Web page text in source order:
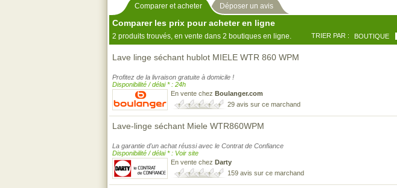
Comparer et acheter Déposer un avis
Comparer les prix pour acheter en ligne
2 produits trouvés, en vente dans 2 boutiques en ligne. TRIER PAR : BOUTIQUE
Lave linge séchant hublot MIELE WTR 860 WPM
Profitez de la livraison gratuite à domicile !
Disponibilité / délai * : 24h
En vente chez Boulanger.com
29 avis sur ce marchand
Lave-linge séchant Miele WTR860WPM
La garantie d'un achat réussi avec le Contrat de Confiance
Disponibilité / délai * : Voir site
En vente chez Darty
159 avis sur ce marchand